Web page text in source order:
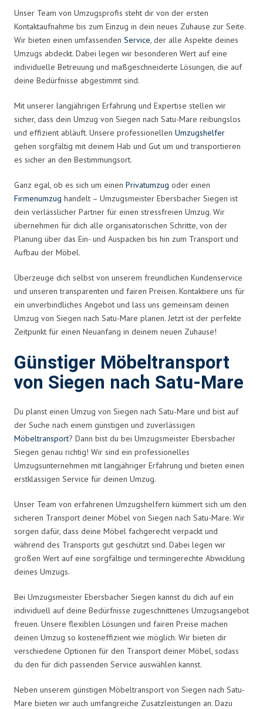
Unser Team von Umzugsprofis steht dir von der ersten
Kontaktaufnahme bis zum Einzug in dein neues Zuhause zur Seite.
Wir bieten einen umfassenden Service, der alle Aspekte deines
Umzugs abdeckt. Dabei legen wir besonderen Wert auf eine
individuelle Betreuung und maßgeschneiderte Lösungen, die auf
deine Bedürfnisse abgestimmt sind.
Mit unserer langjährigen Erfahrung und Expertise stellen wir
sicher, dass dein Umzug von Siegen nach Satu-Mare reibungslos
und effizient abläuft. Unsere professionellen Umzugshelfer
gehen sorgfältig mit deinem Hab und Gut um und transportieren
es sicher an den Bestimmungsort.
Ganz egal, ob es sich um einen Privatumzug oder einen
Firmenumzug handelt – Umzugsmeister Ebersbacher Siegen ist
dein verlässlicher Partner für einen stressfreien Umzug. Wir
übernehmen für dich alle organisatorischen Schritte, von der
Planung über das Ein- und Auspacken bis hin zum Transport und
Aufbau der Möbel.
Überzeuge dich selbst von unserem freundlichen Kundenservice
und unseren transparenten und fairen Preisen. Kontaktiere uns für
ein unverbindliches Angebot und lass uns gemeinsam deinen
Umzug von Siegen nach Satu-Mare planen. Jetzt ist der perfekte
Zeitpunkt für einen Neuanfang in deinem neuen Zuhause!
Günstiger Möbeltransport
von Siegen nach Satu-Mare
Du planst einen Umzug von Siegen nach Satu-Mare und bist auf
der Suche nach einem günstigen und zuverlässigen
Möbeltransport? Dann bist du bei Umzugsmeister Ebersbacher
Siegen genau richtig! Wir sind ein professionelles
Umzugsunternehmen mit langjähriger Erfahrung und bieten einen
erstklassigen Service für deinen Umzug.
Unser Team von erfahrenen Umzugshelfern kümmert sich um den
sicheren Transport deiner Möbel von Siegen nach Satu-Mare. Wir
sorgen dafür, dass deine Möbel fachgerecht verpackt und
während des Transports gut geschützt sind. Dabei legen wir
großen Wert auf eine sorgfältige und termingerechte Abwicklung
deines Umzugs.
Bei Umzugsmeister Ebersbacher Siegen kannst du dich auf ein
individuell auf deine Bedürfnisse zugeschnittenes Umzugsangebot
freuen. Unsere flexiblen Lösungen und fairen Preise machen
deinen Umzug so kosteneffizient wie möglich. Wir bieten dir
verschiedene Optionen für den Transport deiner Möbel, sodass
du den für dich passenden Service auswählen kannst.
Neben unserem günstigen Möbeltransport von Siegen nach Satu-
Mare bieten wir auch umfangreiche Zusatzleistungen an. Dazu